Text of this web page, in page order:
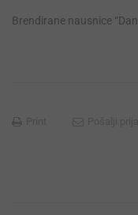
Brendirane nausnice